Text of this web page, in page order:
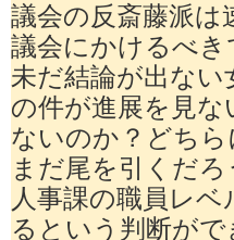
議会の反斎藤派は
議会にかけるべき
未だ結論が出ない
の件が進展を見な
ないのか？どち
まだ尾を引くだろ
人事課の職員レ
るという判断が